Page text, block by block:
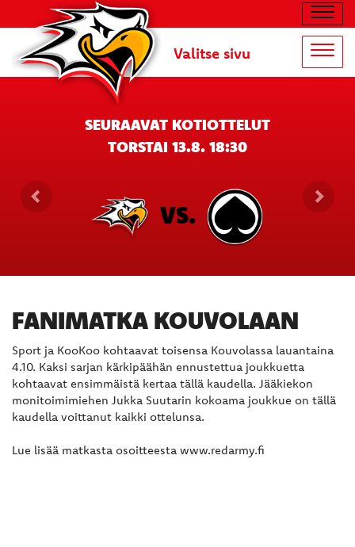
Valitse sivu
SEURAAVAT KOTIOTTELUT
TORSTAI 13.8. 18:30
VS.
FANIMATKA KOUVOLAAN
Sport ja KooKoo kohtaavat toisensa Kouvolassa lauantaina
4.10. Kaksi sarjan kärkipäähän ennustettua joukkuetta
kohtaavat ensimmäistä kertaa tällä kaudella. Jääkiekon
monitoimimiehen Jukka Suutarin kokoama joukkue on tällä
kaudella voittanut kaikki ottelunsa.
Lue lisää matkasta osoitteesta www.redarmy.fi